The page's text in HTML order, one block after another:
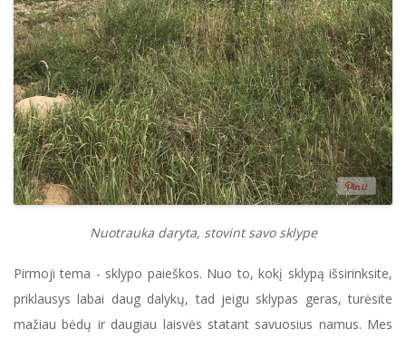
Nuotrauka daryta, stovint savo sklype
Pirmoji tema - sklypo paieškos. Nuo to, kokį sklypą išsirinksite,
priklausys labai daug dalykų, tad jeigu sklypas geras, turėsite
mažiau bėdų ir daugiau laisvės statant savuosius namus. Mes